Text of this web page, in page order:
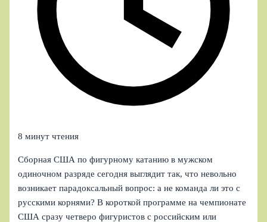
8 минут чтения
Сборная США по фигурному катанию в мужском
одиночном разряде сегодня выглядит так, что невольно
возникает парадоксальный вопрос: а не команда ли это с
русскими корнями? В короткой программе на чемпионате
США сразу четверо фигуристов с российским или